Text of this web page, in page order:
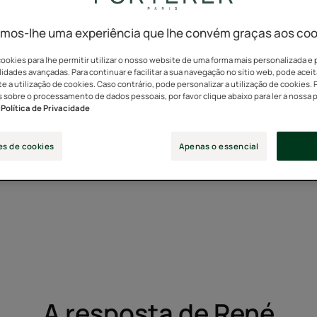
o meu cabelo está
Linda,
35 anos
lhe uma experiência que lhe convém graças aos
para lhe permitir utilizar o nosso website de uma forma mais personalizada e
avançadas. Para continuar e facilitar a sua navegação no sítio web, pode
a utilização de cookies. Caso contrário, pode personalizar a utilização de cookies.
sobre o processamento de dados pessoais, por favor clique abaixo para ler a nossa
Política de Privacidade
de cookies Apenas o essencial